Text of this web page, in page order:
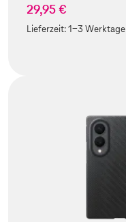
29,95 €
Lieferzeit:1-3 Werktage